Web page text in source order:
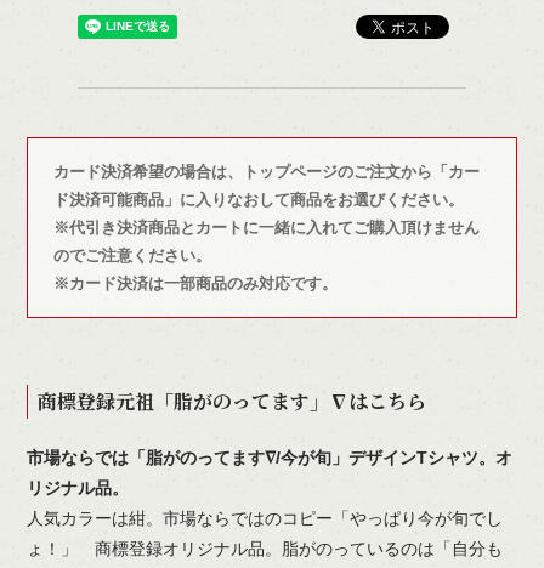
カード決済希望の場合は、トップページのご注文から「カー
ド決済可能商品」に入りなおして商品をお選びください。
※代引き決済商品とカートに一緒に入れてご購入頂けません
のでご注意ください。
※カード決済は一部商品のみ対応です。
商標登録元祖「脂がのってます」∇はこちら
市場ならでは「脂がのってます∇/今が旬」デザインTシャツ。オ
リジナル品。
人気カラーは紺。市場ならではのコピー「やっぱり今が旬でし
ょ！」 商標登録オリジナル品。脂がのっているのは「自分も